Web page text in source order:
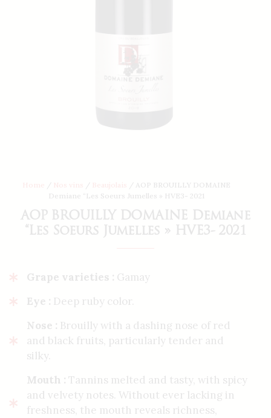
/ AOP BROUILLY DOMAINE
Demiane “Les Soeurs Jumelles » HVE3- 2021
AOP BROUILLY DOMAINE Demiane
“Les Soeurs Jumelles » HVE3- 2021
Grape varieties : Gamay
Eye : Deep ruby color.
Nose : Brouilly with a dashing nose of red
and black fruits, particularly tender and
silky.
Mouth : Tannins melted and tasty, with spicy
and velvety notes. Without ever lacking in
freshness, the mouth reveals richness,